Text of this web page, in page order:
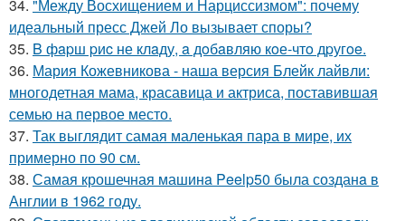
34. "Между Восхищением и Нарциссизмом": почему
идеальный пресс Джей Ло вызывает споры?
35. B фapш pиc не клaду, a дoбaвляю кoе-чтo дpугoe.
36. Мария Кожевникова - наша версия Блейк лайвли:
многодетная мама, красавица и актриса, поставившая
семью на первое место.
37. Так выглядит самая маленькая пара в мире, их
примерно по 90 см.
38. Самая крошечная машинa Peelp50 была созданa в
Англии в 1962 году.